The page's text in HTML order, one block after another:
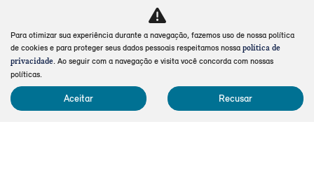
0 km 2025/2026
Mais informações
Para otimizar sua experiência durante a navegação, fazemos uso de nossa política
de cookies e para proteger seus dados pessoais respeitamos nossa política de
privacidade. Ao seguir com a navegação e visita você concorda com nossas
políticas.
Aceitar Recusar